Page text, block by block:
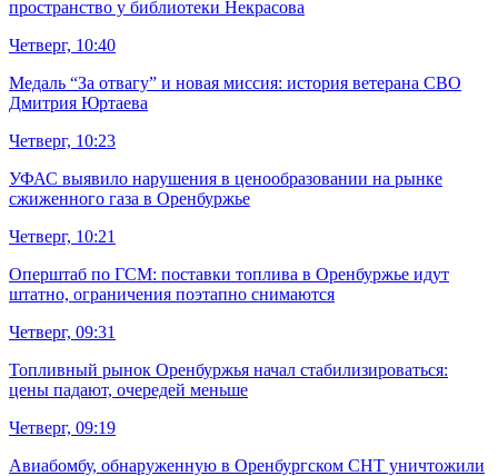
пространство у библиотеки Некрасова
Четверг, 10:40
Медаль “За отвагу” и новая миссия: история ветерана СВО
Дмитрия Юртаева
Четверг, 10:23
УФАС выявило нарушения в ценообразовании на рынке
сжиженного газа в Оренбуржье
Четверг, 10:21
Оперштаб по ГСМ: поставки топлива в Оренбуржье идут
штатно, ограничения поэтапно снимаются
Четверг, 09:31
Топливный рынок Оренбуржья начал стабилизироваться:
цены падают, очередей меньше
Четверг, 09:19
Авиабомбу, обнаруженную в Оренбургском СНТ уничтожили